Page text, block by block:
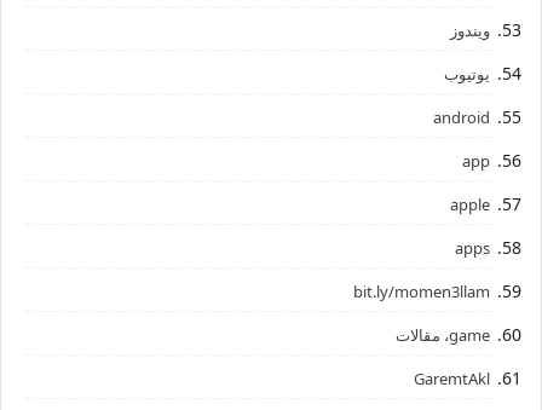
ويندوز
يوتيوب
android
app
apple
apps
bit.ly/momen3llam
game، مقالات
GaremtAkl